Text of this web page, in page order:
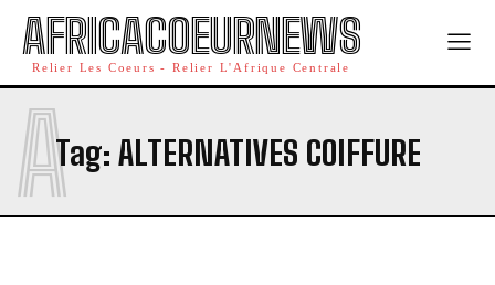
AFRICACOEURNEWS
Relier Les Coeurs - Relier L'Afrique Centrale
Tag: ALTERNATIVES COIFFURE
A